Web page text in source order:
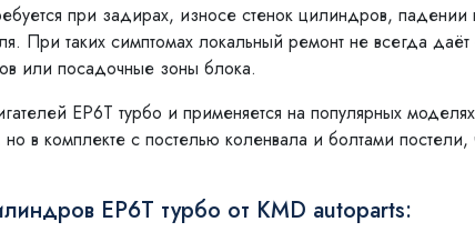
при задирах, износе стенок цилиндров,
При таких симптомах локальный ремонт не всегда
или посадочные зоны блока.
EP6T турбо и применяется на популярных
в комплекте с постелью коленвала и болтами постели,
EP6T турбо от KMD autoparts: